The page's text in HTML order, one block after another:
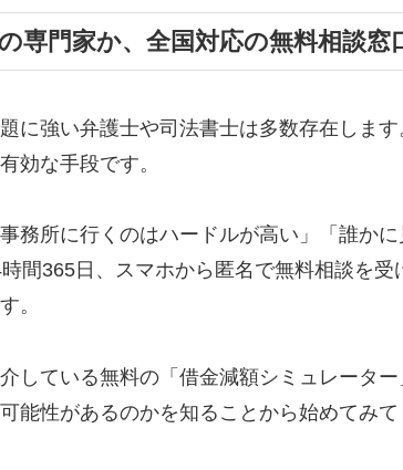
専門家か、全国対応の無料相談窓
に強い弁護士や司法書士は多数存在しま
効な手段です。
務所に行くのはハードルが高い」「誰か
間365日、スマホから匿名で無料相談を
。
している無料の「借金減額シミュレータ
能性があるのかを知ることから始めてみて